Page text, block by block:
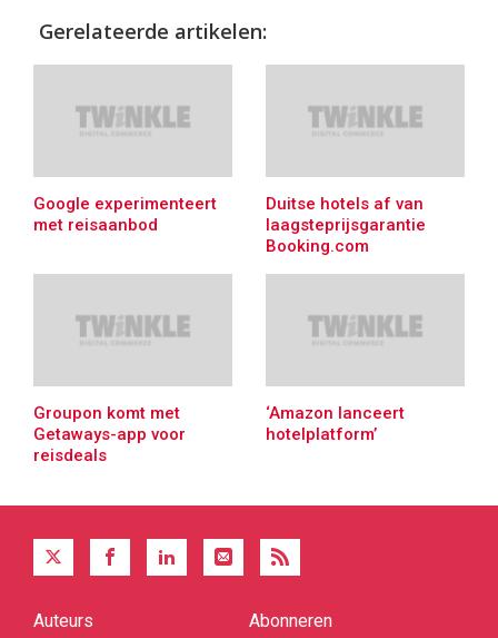
Gerelateerde artikelen:
Google experimenteert
met reisaanbod
Duitse hotels af van
laagsteprijsgarantie
Booking.com
Groupon komt met
Getaways-app voor
reisdeals
‘Amazon lanceert
hotelplatform’
Quick
Auteurs
Abonneren